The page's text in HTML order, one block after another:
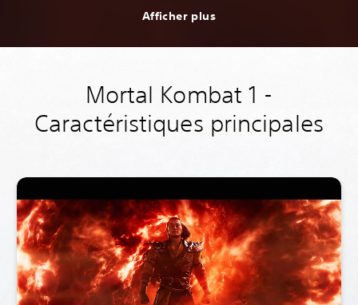
Afficher plus
Mortal Kombat 1 -
Caractéristiques principales